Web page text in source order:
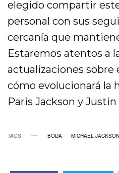
elegido compartir
personal con sus
cercanía que
Estaremos atentos a
actualizaciones
cómo evolucionará la
Paris Jackson y Justin
TAGS BODA MICHAEL JACKSON